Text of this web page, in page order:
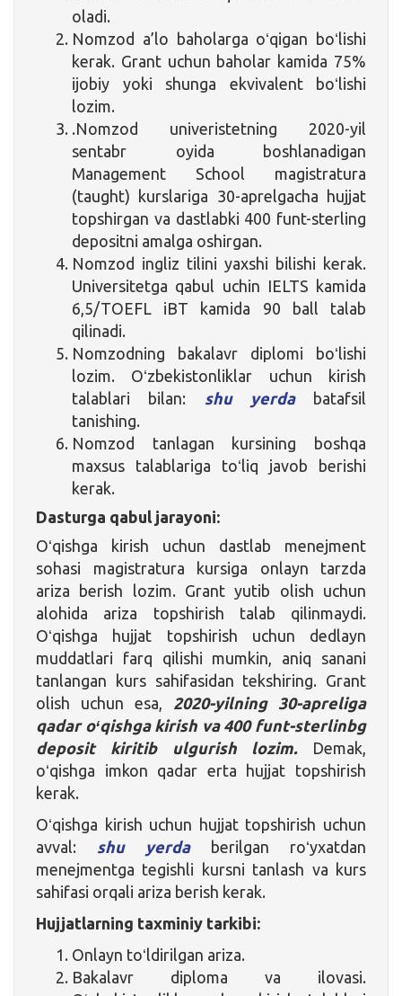
oladi.
Nomzod a’lo baholarga oʻqigan boʻlishi
kerak. Grant uchun baholar kamida 75%
ijobiy yoki shunga ekvivalent boʻlishi
lozim.
.Nomzod univeristetning 2020-yil
sentabr oyida boshlanadigan
Management School magistratura
(taught) kurslariga 30-aprelgacha hujjat
topshirgan va dastlabki 400 funt-sterling
depositni amalga oshirgan.
Nomzod ingliz tilini yaxshi bilishi kerak.
Universitetga qabul uchin IELTS kamida
6,5/TOEFL iBT kamida 90 ball talab
qilinadi.
Nomzodning bakalavr diplomi boʻlishi
lozim. Oʻzbekistonliklar uchun kirish
talablari bilan: shu yerdabatafsil
tanishing.
Nomzod tanlagan kursining boshqa
maxsus talablariga toʻliq javob berishi
kerak.
Dasturga qabul jarayoni:
Oʻqishga kirish uchun dastlab menejment
sohasi magistratura kursiga onlayn tarzda
ariza berish lozim. Grant yutib olish uchun
alohida ariza topshirish talab qilinmaydi.
Oʻqishga hujjat topshirish uchun dedlayn
muddatlari farq qilishi mumkin, aniq sanani
tanlangan kurs sahifasidan tekshiring. Grant
olish uchun esa, 2020-yilning 30-apreliga
qadar oʻqishga kirish va 400 funt-sterlinbg
deposit kiritib ulgurish lozim.Demak,
oʻqishga imkon qadar erta hujjat topshirish
kerak.
Oʻqishga kirish uchun hujjat topshirish uchun
avval: shu yerdaberilgan roʻyxatdan
menejmentga tegishli kursni tanlash va kurs
sahifasi orqali ariza berish kerak.
Hujjatlarning taxminiy tarkibi:
Onlayn toʻldirilgan ariza.
Bakalavr diploma va ilovasi.